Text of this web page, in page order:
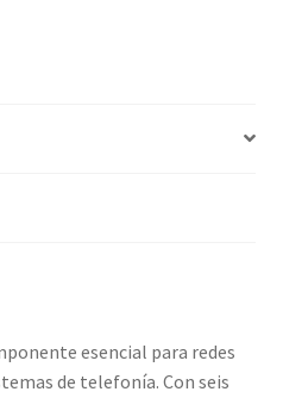
esencial para redes
de telefonía. Con seis